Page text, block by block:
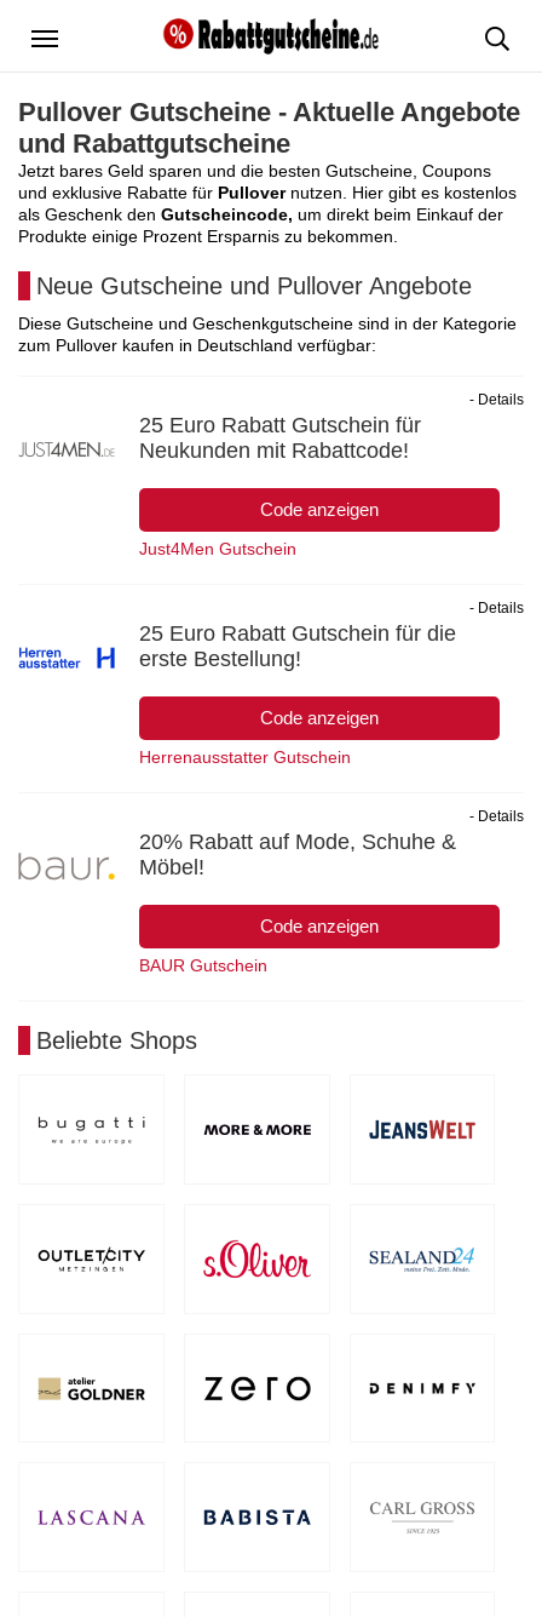
Menü
Pullover Gutscheine - Aktuelle Angebote
und Rabattgutscheine
Jetzt bares Geld sparen und die besten Gutscheine, Coupons
und exklusive Rabatte für Pullovernutzen. Hier gibt es kostenlos
als Geschenk den Gutscheincode, um direkt beim Einkauf der
Produkte einige Prozent Ersparnis zu bekommen.
Neue Gutscheine und Pullover Angebote
Diese Gutscheine und Geschenkgutscheine sind in der Kategorie
zum Pullover kaufen in Deutschland verfügbar:
25 Euro Rabatt Gutschein für
Neukunden mit Rabattcode!
Code anzeigen
- Details
Just4Men Gutschein
25 Euro Rabatt Gutschein für die
erste Bestellung!
Code anzeigen
- Details
Herrenausstatter Gutschein
20% Rabatt auf Mode, Schuhe &
Möbel!
Code anzeigen
- Details
BAUR Gutschein
Beliebte Shops